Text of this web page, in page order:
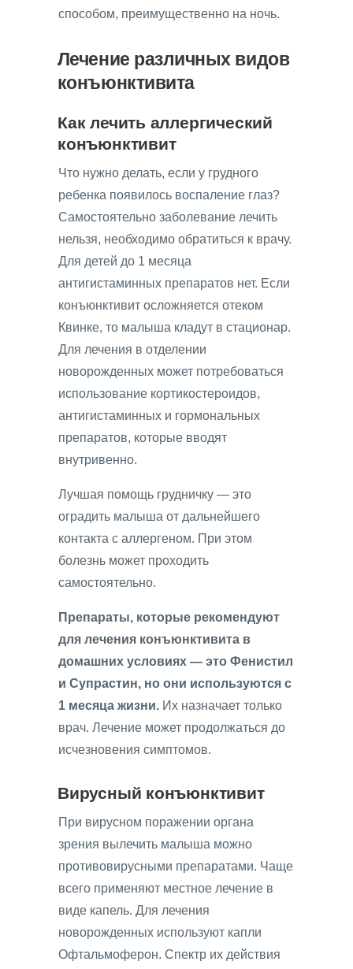
способом, преимущественно на ночь.
Лечение различных видов
конъюнктивита
Как лечить аллергический
конъюнктивит
Что нужно делать, если у грудного
ребенка появилось воспаление глаз?
Самостоятельно заболевание лечить
нельзя, необходимо обратиться к врачу.
Для детей до 1 месяца
антигистаминных препаратов нет. Если
конъюнктивит осложняется отеком
Квинке, то малыша кладут в стационар.
Для лечения в отделении
новорожденных может потребоваться
использование кортикостероидов,
антигистаминных и гормональных
препаратов, которые вводят
внутривенно.
Лучшая помощь грудничку — это
оградить малыша от дальнейшего
контакта с аллергеном. При этом
болезнь может проходить
самостоятельно.
Препараты, которые рекомендуют
для лечения конъюнктивита в
домашних условиях — это Фенистил
и Супрастин, но они используются с
1 месяца жизни. Их назначает только
врач. Лечение может продолжаться до
исчезновения симптомов.
Вирусный конъюнктивит
При вирусном поражении органа
зрения вылечить малыша можно
противовирусными препаратами. Чаще
всего применяют местное лечение в
виде капель. Для лечения
новорожденных используют капли
Офтальмоферон. Спектр их действия